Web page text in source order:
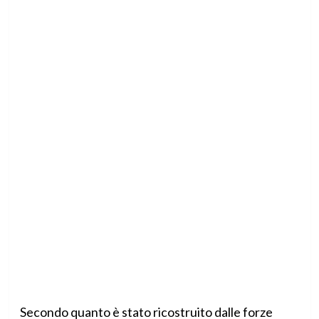
Secondo quanto è stato ricostruito dalle forze